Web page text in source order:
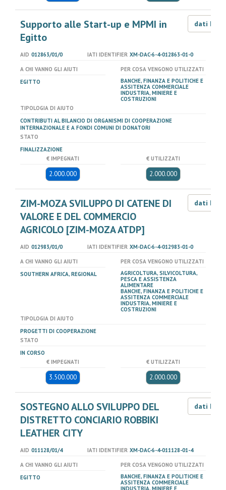
Supporto alle Start-up e MPMI in
Egitto
dati LOD
AID 012863/01/0 IATI IDENTIFIER XM-DAC-6-4-012863-01-0
A CHI VANNO GLI AIUTI
EGITTO
PER COSA VENGONO UTILIZZATI
BANCHE, FINANZA E POLITICHE E
ASSITENZA COMMERCIALE
INDUSTRIA, MINIERE E
COSTRUZIONI
TIPOLOGIA DI AIUTO
CONTRIBUTI AL BILANCIO DI ORGANISMI DI COOPERAZIONE
INTERNAZIONALE E A FONDI COMUNI DI DONATORI
STATO
FINALIZZAZIONE
€ IMPEGNATI
2.000.000
€ UTILIZZATI
2.000.000
ZIM-MOZA SVILUPPO DI CATENE DI
VALORE E DEL COMMERCIO
AGRICOLO [ZIM-MOZA ATDP]
dati LOD
AID 012983/01/0 IATI IDENTIFIER XM-DAC-6-4-012983-01-0
A CHI VANNO GLI AIUTI
SOUTHERN AFRICA, REGIONAL
PER COSA VENGONO UTILIZZATI
AGRICOLTURA, SILVICOLTURA,
PESCA E ASSISTENZA
ALIMENTARE
BANCHE, FINANZA E POLITICHE E
ASSITENZA COMMERCIALE
INDUSTRIA, MINIERE E
COSTRUZIONI
TIPOLOGIA DI AIUTO
PROGETTI DI COOPERAZIONE
STATO
IN CORSO
€ IMPEGNATI
3.500.000
€ UTILIZZATI
2.000.000
SOSTEGNO ALLO SVILUPPO DEL
DISTRETTO CONCIARIO ROBBIKI
LEATHER CITY
dati LOD
AID 011128/01/4 IATI IDENTIFIER XM-DAC-6-4-011128-01-4
A CHI VANNO GLI AIUTI
EGITTO
PER COSA VENGONO UTILIZZATI
BANCHE, FINANZA E POLITICHE E
ASSITENZA COMMERCIALE
INDUSTRIA, MINIERE E